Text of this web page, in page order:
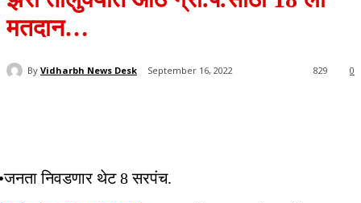
मतदान…
By Vidharbh News Desk September 16, 2022 0
829
निवडणार थेट 8 सरपंच.